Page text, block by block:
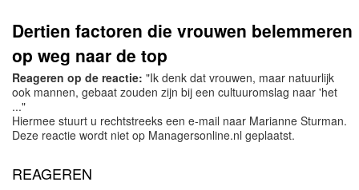
Dertien factoren die vrouwen belemmeren
op weg naar de top
Reageren op de reactie: "Ik denk dat vrouwen, maar natuurlijk
ook mannen, gebaat zouden zijn bij een cultuuromslag naar 'het
..."
Hiermee stuurt u rechtstreeks een e-mail naar Marianne Sturman.
Deze reactie wordt niet op Managersonline.nl geplaatst.
REAGEREN